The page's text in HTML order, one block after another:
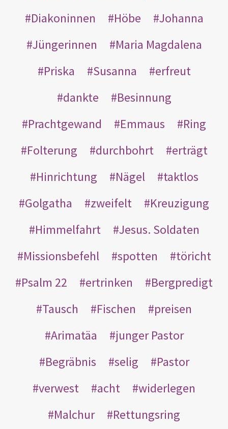
Diakoninnen
Höbe
Johanna
Jüngerinnen
Maria Magdalena
Priska
Susanna
erfreut
dankte
Besinnung
Prachtgewand
Emmaus
Ring
Folterung
durchbohrt
erträgt
Hinrichtung
Nägel
taktlos
Golgatha
zweifelt
Kreuzigung
Himmelfahrt
Jesus. Soldaten
Missionsbefehl
spotten
töricht
Psalm 22
ertrinken
Bergpredigt
Tausch
Fischen
preisen
Arimatäa
junger Pastor
Begräbnis
selig
Pastor
verwest
acht
widerlegen
Malchur
Rettungsring